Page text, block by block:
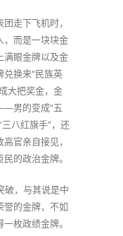
走下飞机时，
，而是一块块金
满眼金牌以及金
兑换来“民族英
大把奖金，金
男的变成“五
八红旗手”，还
官亲自接见，
的政治金牌。
破，与其说是中
誉的金牌，不如
枚政绩金牌。